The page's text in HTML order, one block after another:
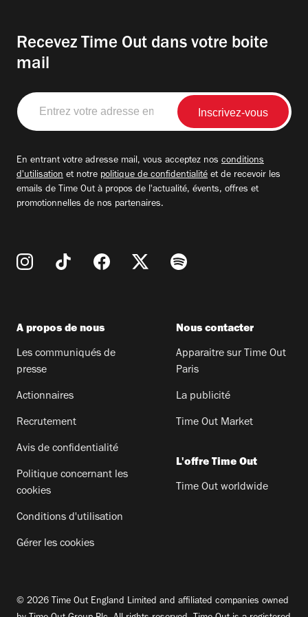
Recevez Time Out dans votre boite
mail
Entrez
votre
adresse
En entrant votre adresse mail, vous acceptez nos conditions
d'utilisation et notre politique de confidentialité et de recevoir les
emails de Time Out à propos de l'actualité, évents, offres et
promotionnelles de nos partenaires.
A propos de nous
Les communiqués de
presse
Actionnaires
Recrutement
Avis de confidentialité
Politique concernant les
cookies
Conditions d'utilisation
Gérer les cookies
Nous contacter
Apparaitre sur Time Out
Paris
La publicité
Time Out Market
L'offre Time Out
Time Out worldwide
© 2026 Time Out England Limited and affiliated companies owned